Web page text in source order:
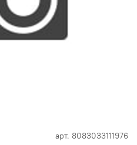
арт. 8083033111976